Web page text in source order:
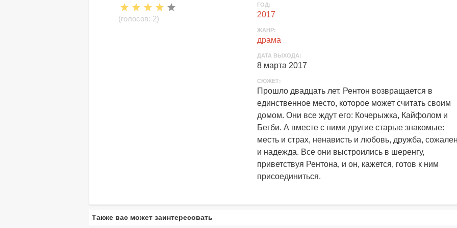
ГОД:
2017
ЖАНР:
драма
ДАТА ВЫХОДА:
8 марта 2017
СЮЖЕТ:
Прошло двадцать лет. Рентон возвращается в
единственное место, которое может считать своим
домом. Они все ждут его: Кочерыжка, Кайфолом и
Бегби. А вместе с ними другие старые знакомые:
месть и страх, ненависть и любовь, дружба,
и надежда. Все они выстроились в шеренгу,
приветствуя Рентона, и он, кажется, готов к ним
присоединиться.
(голосов: 2)
Также вас может заинтересовать